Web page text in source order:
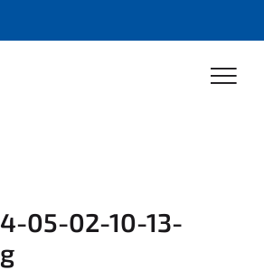
05-02-10-13-